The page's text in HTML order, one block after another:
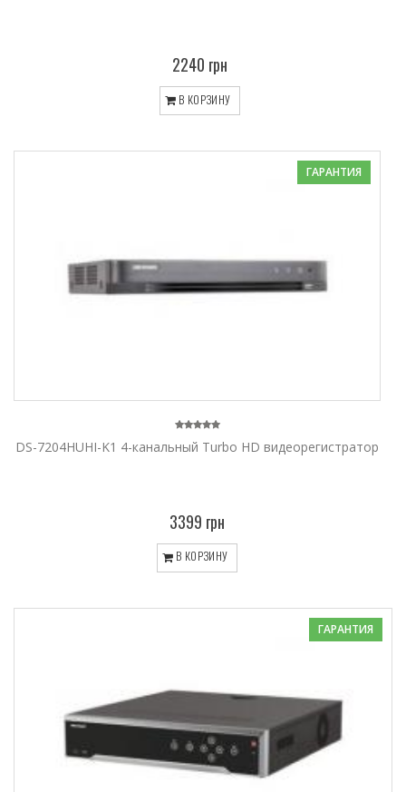
2240 грн
В КОРЗИНУ
ГАРАНТИЯ
DS-7204HUHI-K1 4-канальный Turbo HD видеорегистратор
3399 грн
В КОРЗИНУ
ГАРАНТИЯ